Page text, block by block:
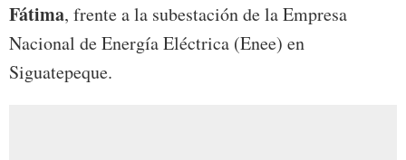
Fátima, frente a la subestación de la Empresa
Nacional de Energía Eléctrica (Enee) en
Siguatepeque.